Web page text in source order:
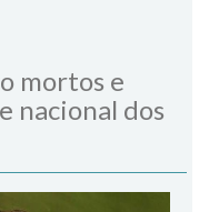
mortos e
nacional dos